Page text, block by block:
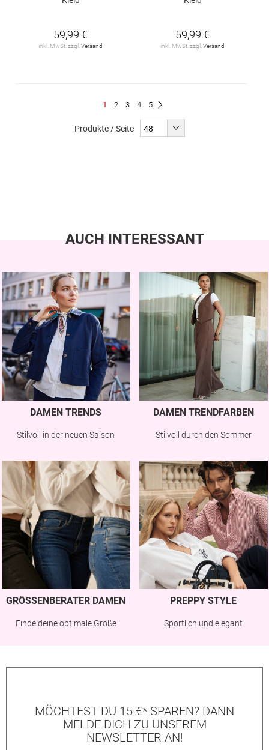
59,99 €
inkl. MwSt. zzgl. Versand
59,99 €
inkl. MwSt. zzgl. Versand
Du
1 Seite
2 Seite
3 Seite
4 Seite
5
Produkte / Seite
AUCH INTERESSANT
DAMEN TRENDS
Stilvoll in der neuen Saison
DAMEN TRENDFARBEN
Stilvoll durch den Sommer
GRÖSSENBERATER DAMEN
Finde deine optimale Größe
PREPPY STYLE
Sportlich und elegant
MÖCHTEST DU 15 €* SPAREN? DANN
MELDE DICH ZU UNSEREM
NEWSLETTER AN!